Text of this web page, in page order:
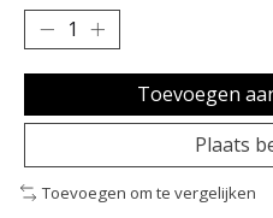
Toevoegen
Plaats
Toevoegen om te vergelijken